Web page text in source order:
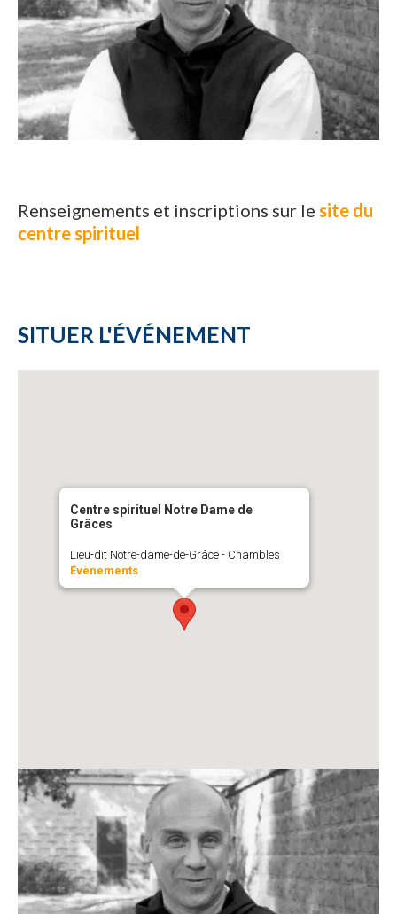
Renseignements et inscriptions sur le site du
centre spirituel
SITUER L'ÉVÉNEMENT
Centre spirituel Notre Dame de
Grâces
Lieu-dit Notre-dame-de-Grâce - Chambles
Évènements